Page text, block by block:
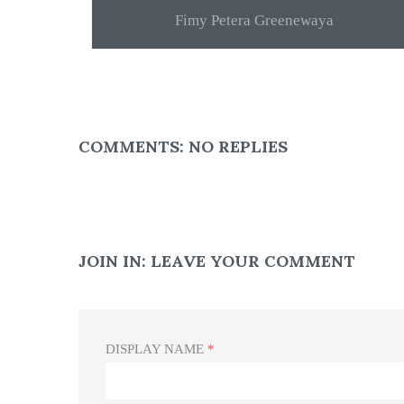
Fimy Petera Greenewaya
COMMENTS: NO REPLIES
JOIN IN: LEAVE YOUR COMMENT
DISPLAY NAME *